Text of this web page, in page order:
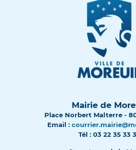
Mairie de
Place Norbert Malterre -
Email :
Tél : 03 22 35 33